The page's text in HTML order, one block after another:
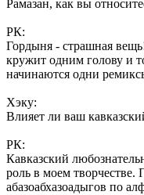
Рамазан, как вы
РК:
Гордыня - страшная
кружит одним голову и
начинаются одни
Хэку:
Влияет ли ваш
РК:
Кавказский
роль в моем творчестве.
абазоабхазоадыгов по